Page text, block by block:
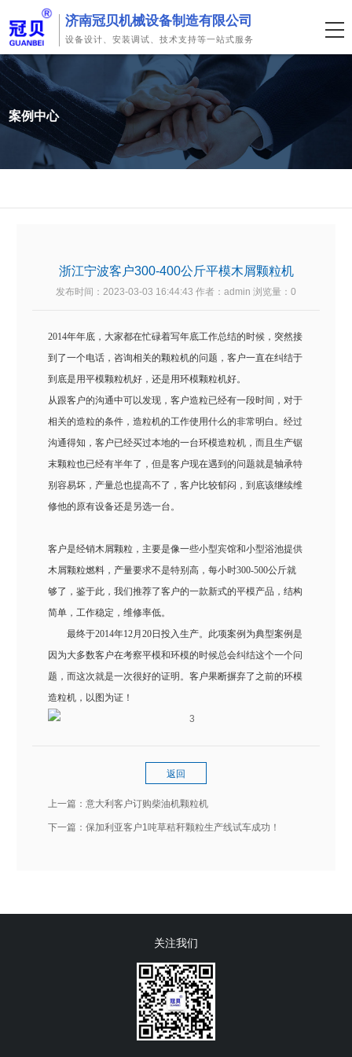
济南冠贝机械设备制造有限公司
设备设计、安装调试、技术支持等一站式服务
案例中心
浙江宁波客户300-400公斤平模木屑颗粒机
发布时间：2023-03-03 16:44:43 作者：admin 浏览量： 0
2014年年底，大家都在忙碌着写年底工作总结的时候，突然接
到了一个电话，咨询相关的颗粒机的问题，客户一直在纠结于
到底是用平模颗粒机好，还是用环模颗粒机好。
从跟客户的沟通中可以发现，客户造粒已经有一段时间，对于
相关的造粒的条件，造粒机的工作使用什么的非常明白。经过
沟通得知，客户已经买过本地的一台环模造粒机，而且生产锯
末颗粒也已经有半年了，但是客户现在遇到的问题就是轴承特
别容易坏，产量总也提高不了，客户比较郁闷，到底该继续维
修他的原有设备还是另选一台。
客户是经销木屑颗粒，主要是像一些小型宾馆和小型浴池提供
木屑颗粒燃料，产量要求不是特别高，每小时300-500公斤就
够了，鉴于此，我们推荐了客户的一款新式的平模产品，结构
简单，工作稳定，维修率低。
最终于2014年12月20日投入生产。此项案例为典型案例是
因为大多数客户在考察平模和环模的时候总会纠结这个一个问
题，而这次就是一次很好的证明。客户果断摒弃了之前的环模
造粒机，以图为证！
返回
上一篇：意大利客户订购柴油机颗粒机
下一篇：保加利亚客户1吨草秸秆颗粒生产线试车成功！
关注我们